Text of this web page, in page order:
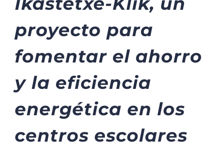
proyecto para
fomentar el ahorro
y la eficiencia
energética en los
centros escolares